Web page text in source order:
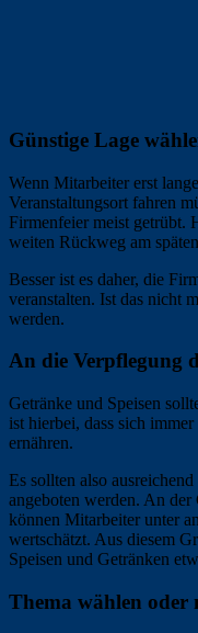
Günstige Lage
Wenn Mitarbeiter erst
Veranstaltungsort fahren
Firmenfeier meist getrübt.
weiten Rückweg am
Besser ist es daher, die
veranstalten. Ist das nicht
werden.
An die Verpflegung
Getränke und Speisen
ist hierbei, dass sich
ernähren.
Es sollten also
angeboten werden. An
können Mitarbeiter unter
wertschätzt. Aus diesem
Speisen und Getränken
Thema wählen oder